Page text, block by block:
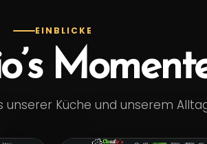
EINBLICKE
unserer Küche und unserem